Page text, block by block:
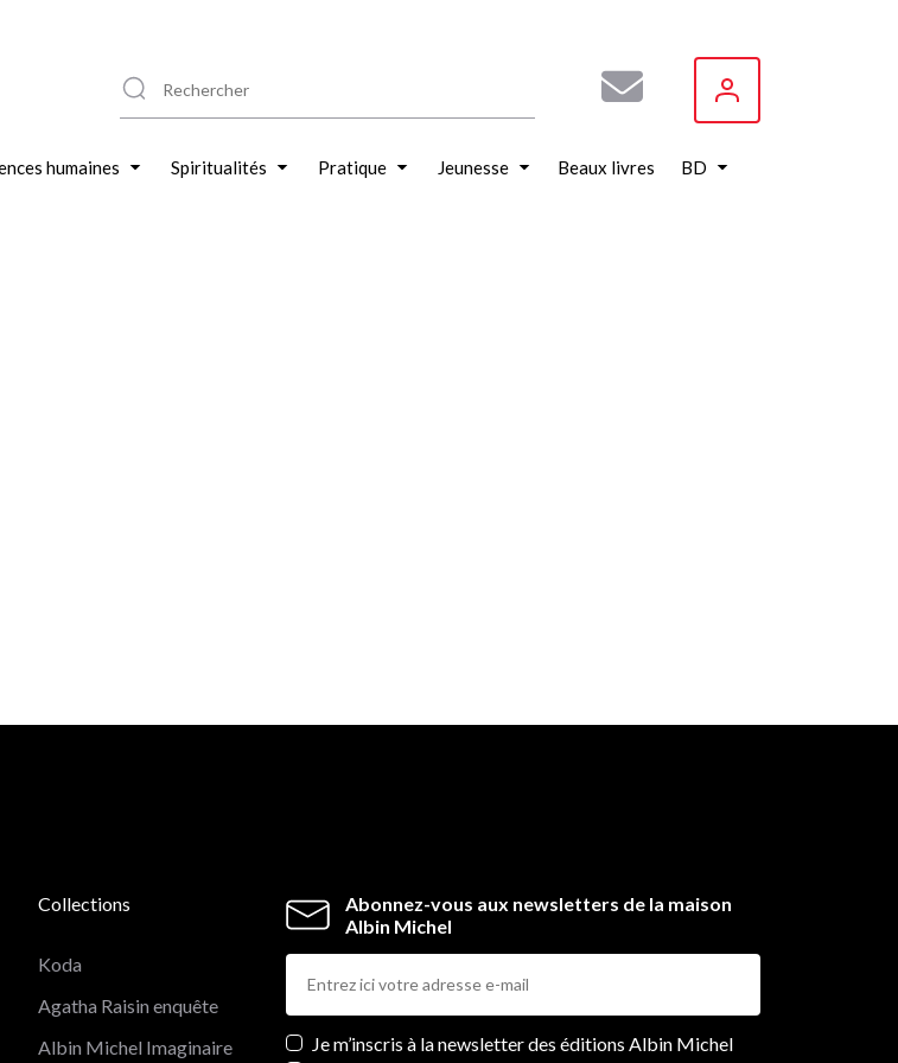
humaines Spiritualités Pratique Jeunesse Beaux livres BD
Abonnez-vous aux newsletters de la maison
Albin Michel
Newsletters
Je m’inscris à la newsletter des éditions Albin Michel
Collections
Koda
Agatha Raisin enquête
Albin Michel Imaginaire